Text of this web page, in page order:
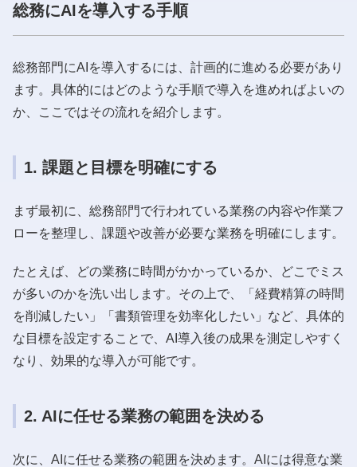
総務にAIを導入する手順
総務部門にAIを導入するには、計画的に進める必要があり
ます。具体的にはどのような手順で導入を進めればよいの
か、ここではその流れを紹介します。
1. 課題と目標を明確にする
まず最初に、総務部門で行われている業務の内容や作業フ
ローを整理し、課題や改善が必要な業務を明確にします。
たとえば、どの業務に時間がかかっているか、どこでミス
が多いのかを洗い出します。その上で、「経費精算の時間
を削減したい」「書類管理を効率化したい」など、具体的
な目標を設定することで、AI導入後の成果を測定しやすく
なり、効果的な導入が可能です。
2. AIに任せる業務の範囲を決める
次に、AIに任せる業務の範囲を決めます。AIには得意な業